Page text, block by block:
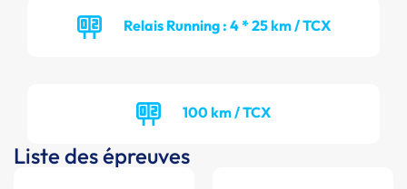
Relais Running : 4 * 25 km / TCX
100 km / TCX
Liste des épreuves